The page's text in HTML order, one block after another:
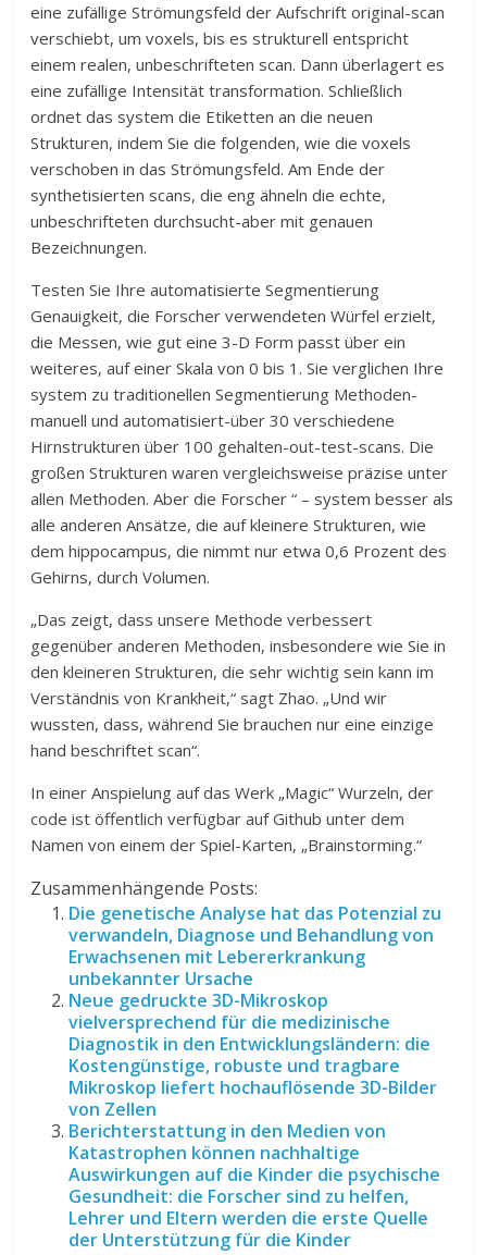
eine zufällige Strömungsfeld der Aufschrift original-scan
verschiebt, um voxels, bis es strukturell entspricht
einem realen, unbeschrifteten scan. Dann überlagert es
eine zufällige Intensität transformation. Schließlich
ordnet das system die Etiketten an die neuen
Strukturen, indem Sie die folgenden, wie die voxels
verschoben in das Strömungsfeld. Am Ende der
synthetisierten scans, die eng ähneln die echte,
unbeschrifteten durchsucht-aber mit genauen
Bezeichnungen.
Testen Sie Ihre automatisierte Segmentierung
Genauigkeit, die Forscher verwendeten Würfel erzielt,
die Messen, wie gut eine 3-D Form passt über ein
weiteres, auf einer Skala von 0 bis 1. Sie verglichen Ihre
system zu traditionellen Segmentierung Methoden-
manuell und automatisiert-über 30 verschiedene
Hirnstrukturen über 100 gehalten-out-test-scans. Die
großen Strukturen waren vergleichsweise präzise unter
allen Methoden. Aber die Forscher “ – system besser als
alle anderen Ansätze, die auf kleinere Strukturen, wie
dem hippocampus, die nimmt nur etwa 0,6 Prozent des
Gehirns, durch Volumen.
„Das zeigt, dass unsere Methode verbessert
gegenüber anderen Methoden, insbesondere wie Sie in
den kleineren Strukturen, die sehr wichtig sein kann im
Verständnis von Krankheit,“ sagt Zhao. „Und wir
wussten, dass, während Sie brauchen nur eine einzige
hand beschriftet scan“.
In einer Anspielung auf das Werk „Magic“ Wurzeln, der
code ist öffentlich verfügbar auf Github unter dem
Namen von einem der Spiel-Karten, „Brainstorming.“
Zusammenhängende Posts:
Die genetische Analyse hat das Potenzial zu
verwandeln, Diagnose und Behandlung von
Erwachsenen mit Lebererkrankung
unbekannter Ursache
Neue gedruckte 3D-Mikroskop
vielversprechend für die medizinische
Diagnostik in den Entwicklungsländern: die
Kostengünstige, robuste und tragbare
Mikroskop liefert hochauflösende 3D-Bilder
von Zellen
Berichterstattung in den Medien von
Katastrophen können nachhaltige
Auswirkungen auf die Kinder die psychische
Gesundheit: die Forscher sind zu helfen,
Lehrer und Eltern werden die erste Quelle
der Unterstützung für die Kinder